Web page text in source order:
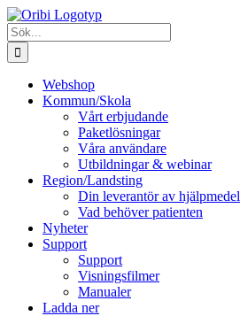
Fortsätt
till
innehållet
Sök
efter:
Webshop
Kommun/Skola
Vårt erbjudande
Paketlösningar
Våra användare
Utbildningar & webinar
Region/Landsting
Din leverantör av hjälpmedel
Vad behöver patienten
Nyheter
Support
Support
Visningsfilmer
Manualer
Ladda ner